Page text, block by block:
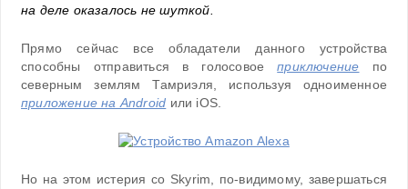
на деле оказалось не шуткой.
Прямо сейчас все обладатели данного устройства
способны отправиться в голосовоеприключение по
северным землям Тамриэля, используя одноименное
приложение на Android или iOS.
Но на этом истерия со Skyrim, по-видимому, завершаться